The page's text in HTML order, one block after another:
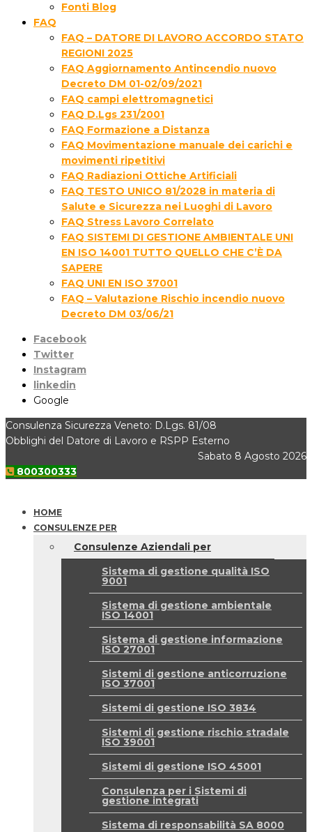
Fonti Blog
FAQ
FAQ – DATORE DI LAVORO ACCORDO STATO
REGIONI 2025
FAQ Aggiornamento Antincendio nuovo
Decreto DM 01-02/09/2021
FAQ campi elettromagnetici
FAQ D.Lgs 231/2001
FAQ Formazione a Distanza
FAQ Movimentazione manuale dei carichi e
movimenti ripetitivi
FAQ Radiazioni Ottiche Artificiali
FAQ TESTO UNICO 81/2028 in materia di
Salute e Sicurezza nei Luoghi di Lavoro
FAQ Stress Lavoro Correlato
FAQ SISTEMI DI GESTIONE AMBIENTALE UNI
EN ISO 14001 TUTTO QUELLO CHE C’È DA
SAPERE
FAQ UNI EN ISO 37001
FAQ – Valutazione Rischio incendio nuovo
Decreto DM 03/06/21
Facebook
Twitter
Instagram
linkedin
Google
Consulenza Sicurezza Veneto: D.Lgs. 81/08
Obblighi del Datore di Lavoro e RSPP Esterno
Sabato 8 Agosto 2026
800300333
HOME
CONSULENZE PER
Consulenze Aziendali per
Sistema di gestione qualità ISO
9001
Sistema di gestione ambientale
ISO 14001
Sistema di gestione informazione
ISO 27001
Sistemi di gestione anticorruzione
ISO 37001
Sistemi di gestione ISO 3834
Sistemi di gestione rischio stradale
ISO 39001
Sistemi di gestione ISO 45001
Consulenza per i Sistemi di
gestione integrati
Sistema di responsabilità SA 8000